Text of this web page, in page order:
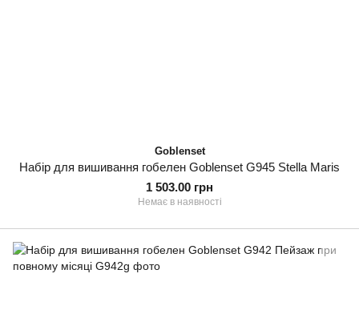
Goblenset
Набір для вишивання гобелен Goblenset G945 Stella Maris
1 503.00 грн
Немає в наявності